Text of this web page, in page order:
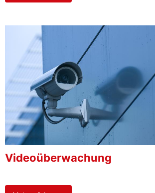
Videoüberwachung